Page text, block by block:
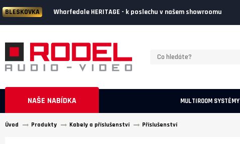
BLESKOVKA Wharfedale HERITAGE - k poslechu v našem showroomu
NAŠE NABÍDKA MULTIROOM SYSTÉMY
Úvod Produkty Kabely a příslušenství Příslušenství